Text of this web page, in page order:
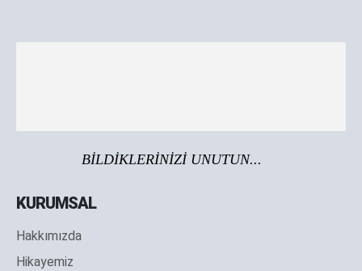
BİLDİKLERİNİZİ UNUTUN...
KURUMSAL
Hakkımızda
Hikayemiz